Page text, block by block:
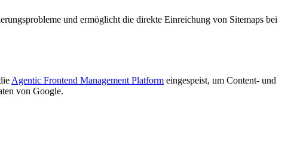
und ermöglicht die direkte Einreichung von Sitemaps bei
Agentic Frontend Management Platform eingespeist, um Content- und
von Google.